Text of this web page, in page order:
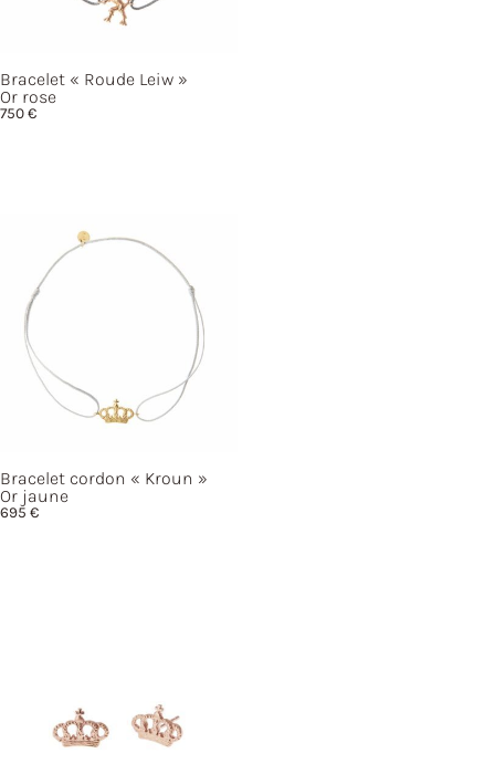
Bracelet « Roude Leiw »
Or rose
750€
Bracelet cordon « Kroun »
Or jaune
695 €